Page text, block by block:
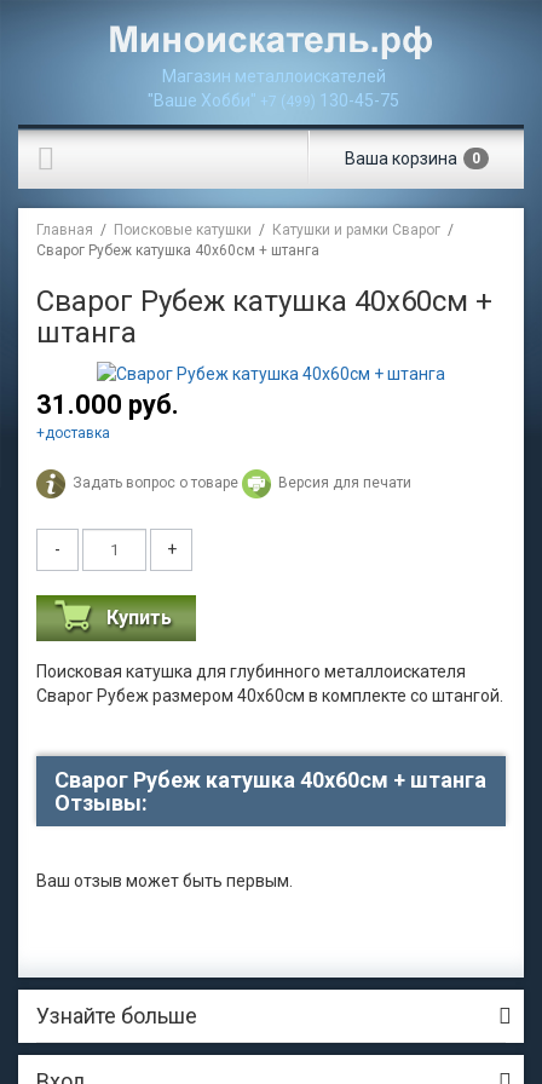
Магазин металлоискателей
"Ваше Хобби" +7 (499) 130-45-75
0
Ваша корзина
Главная / Поисковые катушки / Катушки и рамки Сварог /
Сварог Рубеж катушка 40х60см + штанга
Сварог Рубеж катушка 40х60см +
штанга
31.000 руб.
+доставка
Задать вопрос о товаре Версия для печати
- +
Купить
Поисковая катушка для глубинного металлоискателя
Сварог Рубеж размером 40х60см в комплекте со штангой.
Сварог Рубеж катушка 40х60см + штанга
Отзывы:
Ваш отзыв может быть первым.
Узнайте больше